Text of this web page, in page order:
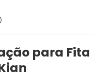
para Fita